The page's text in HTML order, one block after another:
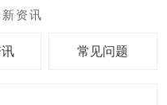
常见问题